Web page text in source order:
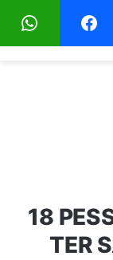
Menu
18
TER